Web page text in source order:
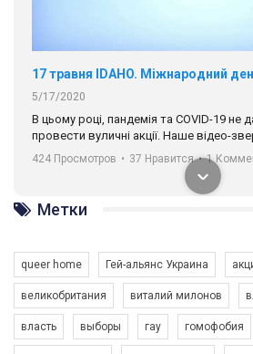
5/17/2020
В цьому році, пандемія та COVІD-19
провести вуличні акції. Наше відео-
навіть коли ми у різних містах та не
разом. Ми закликаємо всіх хто поділяє
солідарності, приєднатися до нас.
ГАУ є в 16 областях України.
Разом наш голос лунає гучніше!
424 Просмотров • 37 Нравится • 1
Метки
queer home Гей-альянс Украина
великобритания виталий милонов
власть выборы гау гомофобия